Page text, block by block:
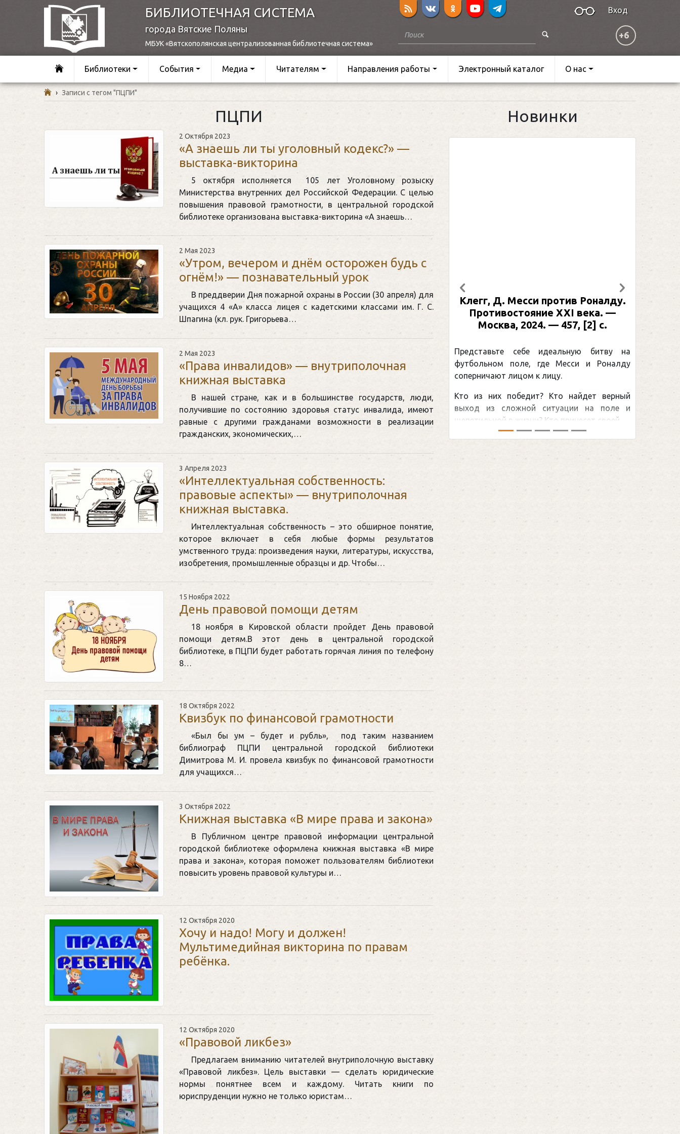
БИБЛИОТЕЧНАЯ СИСТЕМА
города Вятские Поляны
МБУК «Вятскополянская централизованная библиотечная система»
Вход
+6
Библиотеки События Медиа Читателям Направления работы Электронный каталог О нас
› Записи с тегом "ПЦПИ"
ПЦПИ
2 Октября 2023
«А знаешь ли ты уголовный кодекс?» —
выставка-викторина
5 октября исполняется 105 лет Уголовному розыску
Министерства внутренних дел Российской Федерации. С целью
повышения правовой грамотности, в центральной городской
библиотеке организована выставка-викторина «А знаешь…
2 Мая 2023
«Утром, вечером и днём осторожен будь с
огнём!» — познавательный урок
В преддверии Дня пожарной охраны в России (30 апреля) для
учащихся 4 «А» класса лицея с кадетскими классами им. Г. С.
Шпагина (кл. рук. Григорьева…
2 Мая 2023
«Права инвалидов» — внутриполочная
книжная выставка
В нашей стране, как и в большинстве государств, люди,
получившие по состоянию здоровья статус инвалида, имеют
равные с другими гражданами возможности в реализации
гражданских, экономических,…
3 Апреля 2023
«Интеллектуальная собственность:
правовые аспекты» — внутриполочная
книжная выставка.
Интеллектуальная собственность – это обширное понятие,
которое включает в себя любые формы результатов
умственного труда: произведения науки, литературы, искусства,
изобретения, промышленные образцы и др. Чтобы…
15 Ноября 2022
День правовой помощи детям
18 ноября в Кировской области пройдет День правовой
помощи детям.В этот день в центральной городской
библиотеке, в ПЦПИ будет работать горячая линия по телефону
8…
18 Октября 2022
Квизбук по финансовой грамотности
«Был бы ум – будет и рубль», под таким названием
библиограф ПЦПИ центральной городской библиотеки
Димитрова М. И. провела квизбук по финансовой грамотности
для учащихся…
3 Октября 2022
Книжная выставка «В мире права и закона»
В Публичном центре правовой информации центральной
городской библиотеке оформлена книжная выставка «В мире
права и закона», которая поможет пользователям библиотеки
повысить уровень правовой культуры и…
12 Октября 2020
Хочу и надо! Могу и должен!
Мультимедийная викторина по правам
ребёнка.
12 Октября 2020
«Правовой ликбез»
Предлагаем вниманию читателей внутриполочную выставку
«Правовой ликбез». Цель выставки — сделать юридические
нормы понятнее всем и каждому. Читать книги по
юриспруденции нужно не только юристам…
Новинки
Клегг, Д. Месси против Роналду.
Противостояние XXI века. —
Москва, 2024. — 457, [2] с.
Представьте себе идеальную битву на
футбольном поле, где Месси и Роналду
соперничают лицом к лицу.
Кто из них победит? Кто найдет верный
выход из сложной ситуации на поле и
щепетильной в жизни? Кто принесет своей ...
Рабинер, И. Я. Александр
: иллюстрированная
Москва, 2024 (макет 2025). —
[2] с. (Подарочные издания.
Спорт)
принадлежит великому канадцу
Гретцки, — едва ли не самая
хоккейная тема последних лет в
сезоном Национальной хоккейной лиги —
Предыдущий Следующий